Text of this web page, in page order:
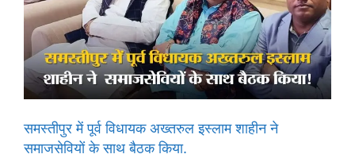
समस्तीपुर में पूर्व विधायक अख्तरुल इस्लाम शाहीन ने
समाजसेवियों के साथ बैठक किया.